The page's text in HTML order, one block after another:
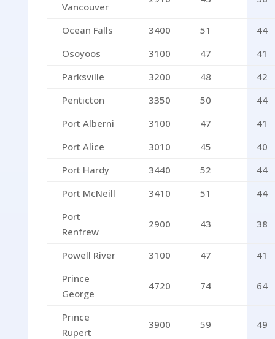
Vancouver
Ocean Falls 3400 51
44
Osoyoos
3100 47
41
Parksville
3200 48
42
Penticton
3350 50
44
Port Alberni
3100 47
41
Port Alice
3010 45
40
Port Hardy
3440 52
44
Port McNeill
3410 51
44
Port
Renfrew
2900 43 38
Powell River 3100 47
41
Prince
George
4720 74 64
Prince
Rupert
3900 59 49